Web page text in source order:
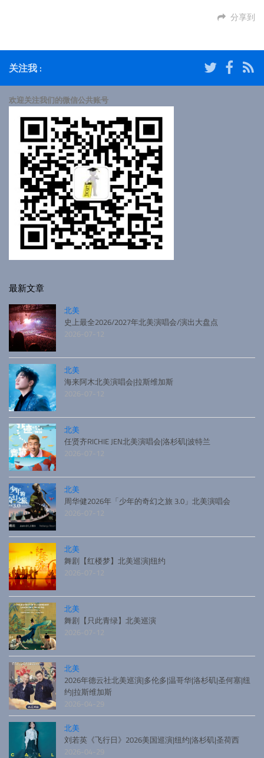
分享到
关注我 :
欢迎关注我们的微信公共账号
最新文章
北美
史上最全2026/2027年北美演唱会/演出大盘点
2026-07-12
北美
海来阿木北美演唱会|拉斯维加斯
2026-07-12
北美
任贤齐RICHIE JEN北美演唱会|洛杉矶|波特兰
2026-07-12
北美
周华健2026年「少年的奇幻之旅 3.0」北美演唱会
2026-07-12
北美
舞剧【红楼梦】北美巡演|纽约
2026-07-12
北美
舞剧【只此青绿】北美巡演
2026-07-12
北美
2026年德云社北美巡演|多伦多|温哥华|洛杉矶|圣何塞|纽
约|拉斯维加斯
2026-04-29
北美
刘若英《飞行日》2026美国巡演|纽约|洛杉矶|圣荷西
2026-04-29